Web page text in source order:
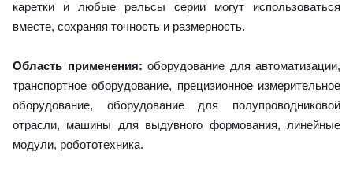
каретки и любые рельсы серии могут использоваться
вместе, сохраняя точность и размерность.
Область применения: оборудование для автоматизации,
транспортное оборудование, прецизионное измерительное
оборудование, оборудование для полупроводниковой
отрасли, машины для выдувного формования, линейные
модули, робототехника.